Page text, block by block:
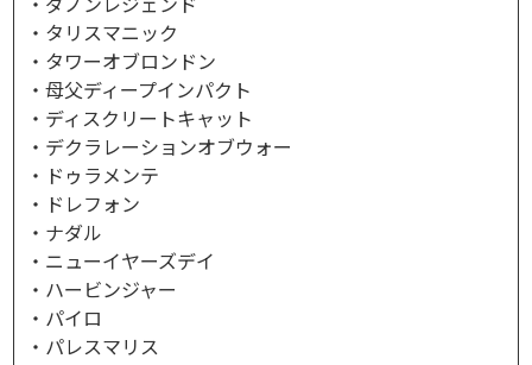
・タリスマニック
・タワーオブロンドン
・母父ディープインパクト
・ディスクリートキャット
・デクラレーションオブウォー
・ドゥラメンテ
・ドレフォン
・ナダル
・ニューイヤーズデイ
・ハービンジャー
・パイロ
・パレスマリス